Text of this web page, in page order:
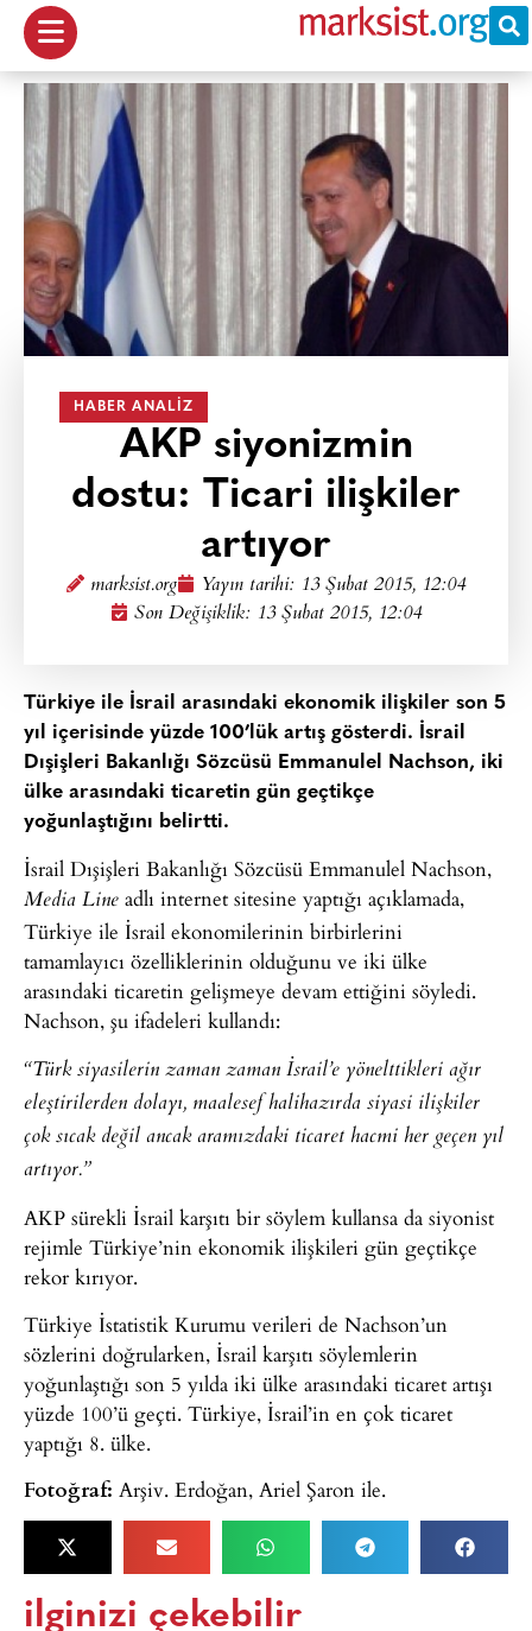
HABER ANALIZ
AKP siyonizmin
dostu: Ticari ilişkiler
artıyor
marksist.org Yayın tarihi: 13 Şubat 2015, 12:04
Son Değişiklik: 13 Şubat 2015, 12:04
Türkiye ile İsrail arasındaki ekonomik ilişkiler son 5
yıl içerisinde yüzde 100’lük artış gösterdi. İsrail
Dışişleri Bakanlığı Sözcüsü Emmanulel Nachson, iki
ülke arasındaki ticaretin gün geçtikçe
yoğunlaştığını belirtti.
İsrail Dışişleri Bakanlığı Sözcüsü Emmanulel Nachson,
Media Line adlı internet sitesine yaptığı açıklamada,
Türkiye ile İsrail ekonomilerinin birbirlerini
tamamlayıcı özelliklerinin olduğunu ve iki ülke
arasındaki ticaretin gelişmeye devam ettiğini söyledi.
Nachson, şu ifadeleri kullandı:
“Türk siyasilerin zaman zaman İsrail’e yönelttikleri ağır
eleştirilerden dolayı, maalesef halihazırda siyasi ilişkiler
çok sıcak değil ancak aramızdaki ticaret hacmi her geçen yıl
artıyor.”
AKP sürekli İsrail karşıtı bir söylem kullansa da siyonist
rejimle Türkiye’nin ekonomik ilişkileri gün geçtikçe
rekor kırıyor.
Türkiye İstatistik Kurumu verileri de Nachson’un
sözlerini doğrularken, İsrail karşıtı söylemlerin
yoğunlaştığı son 5 yılda iki ülke arasındaki ticaret artışı
yüzde 100’ü geçti. Türkiye, İsrail’in en çok ticaret
yaptığı 8. ülke.
Fotoğraf: Arşiv. Erdoğan, Ariel Şaron ile.
ilginizi çekebilir